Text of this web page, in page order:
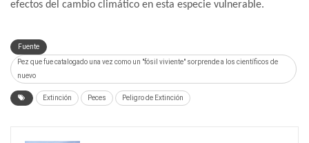
efectos del cambio climático en esta especie vulnerable.
Fuente
Pez que fue catalogado una vez como un "fósil viviente" sorprende a los científicos de
nuevo
Extinción Peces Peligro de Extinción